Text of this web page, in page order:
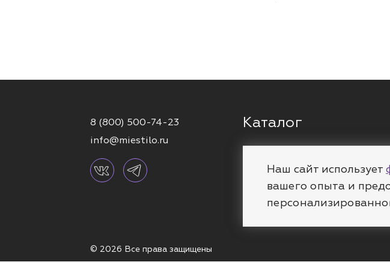
8 (800) 500-74-23
info@miestilo.ru
Каталог
Серьги
Каффы
Браслеты
Колье
Кольца
Цепи
Пирсинг
Шармы
© 2026 Все права защищены
Наш сайт использует
вашего опыта и